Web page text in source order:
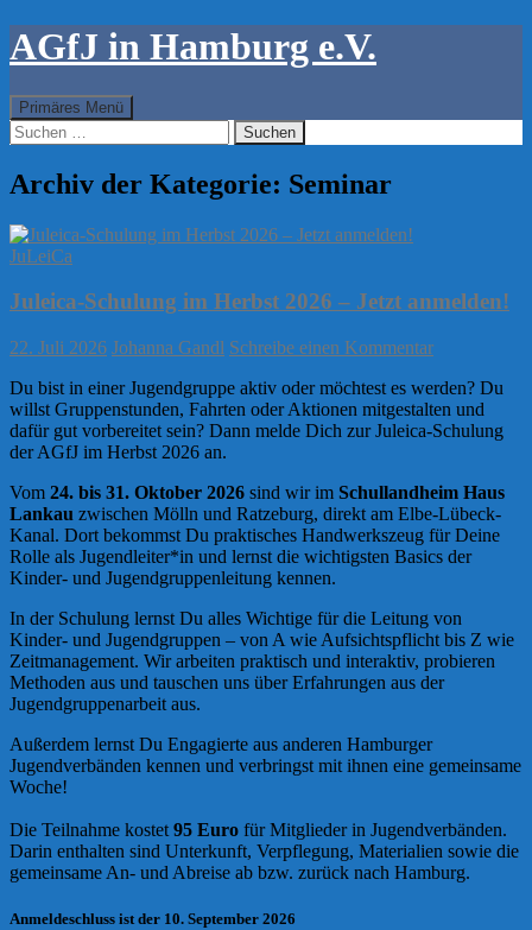
AGfJ in Hamburg e.V.
Suchen
Primäres Menü
Inhalt
springen
Suchen
nach:
Archiv der Kategorie: Seminar
JuLeiCa
Juleica-Schulung im Herbst 2026 – Jetzt anmelden!
22. Juli 2026 Johanna Gandl Schreibe einen Kommentar
Du bist in einer Jugendgruppe aktiv oder möchtest es werden? Du
willst Gruppenstunden, Fahrten oder Aktionen mitgestalten und
dafür gut vorbereitet sein? Dann melde Dich zur Juleica-Schulung
der AGfJ im Herbst 2026 an.
Vom 24. bis 31. Oktober 2026 sind wir im Schullandheim Haus
Lankau zwischen Mölln und Ratzeburg, direkt am Elbe-Lübeck-
Kanal. Dort bekommst Du praktisches Handwerkszeug für Deine
Rolle als Jugendleiter*in und lernst die wichtigsten Basics der
Kinder- und Jugendgruppenleitung kennen.
In der Schulung lernst Du alles Wichtige für die Leitung von
Kinder- und Jugendgruppen – von A wie Aufsichtspflicht bis Z wie
Zeitmanagement. Wir arbeiten praktisch und interaktiv, probieren
Methoden aus und tauschen uns über Erfahrungen aus der
Jugendgruppenarbeit aus.
Außerdem lernst Du Engagierte aus anderen Hamburger
Jugendverbänden kennen und verbringst mit ihnen eine gemeinsame
Woche!
Die Teilnahme kostet 95 Euro für Mitglieder in Jugendverbänden.
Darin enthalten sind Unterkunft, Verpflegung, Materialien sowie die
gemeinsame An- und Abreise ab bzw. zurück nach Hamburg.
Anmeldeschluss ist der 10. September 2026